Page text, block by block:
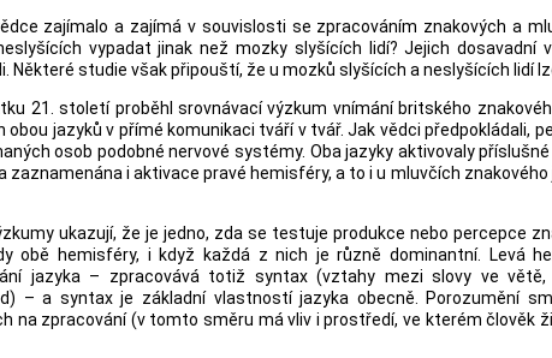
zajímalo a zajímá v souvislosti se zpracováním znakových a
vypadat jinak než mozky slyšících lidí? Jejich dosavadní
Některé studie však připouští, že u mozků slyšících a neslyšících lidí
21. století proběhl srovnávací výzkum vnímání britského
obou jazyků v přímé komunikaci tváří v tvář. Jak vědci předpokládali,
osob podobné nervové systémy. Oba jazyky aktivovaly
zaznamenána i aktivace pravé hemisféry, a to i u mluvčích
ukazují, že je jedno, zda se testuje produkce nebo percepce
obě hemisféry, i když každá z nich je různě dominantní. Levá
jazyka – zpracovává totiž syntax (vztahy mezi slovy ve
– a syntax je základní vlastností jazyka obecně. Porozumění
na zpracování (v tomto směru má vliv i prostředí, ve kterém člověk